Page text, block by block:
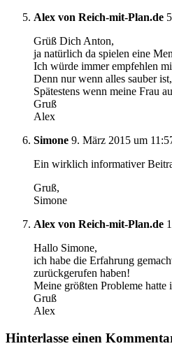
Alex von Reich-mit-Plan.de
Grüß Dich Anton,
ja natürlich da spielen eine
Ich würde immer empfehlen
Denn nur wenn alles sauber
Spätestens wenn meine Frau
Gruß
Alex
Simone 9. März 2015 um
Ein wirklich informativer
Gruß,
Simone
Alex von Reich-mit-Plan.de
Hallo Simone,
ich habe die Erfahrung
zurückgerufen haben!
Meine größten Probleme hatte
Gruß
Alex
Hinterlasse einen